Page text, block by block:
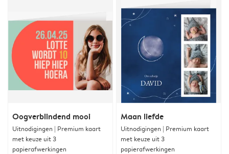
Oogverblindend mooi
Uitnodigingen | Premium kaart
met keuze uit 3
papierafwerkingen
Maan liefde
Uitnodigingen | Premium kaart
met keuze uit 3
papierafwerkingen